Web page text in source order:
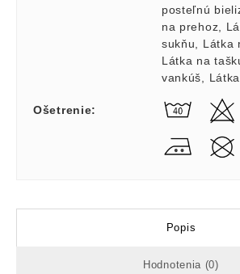
posteľnú
na prehoz
sukňu
Látka
Látka na
vankúš
Ošetrenie:
Popis
Hodnotenia (0)